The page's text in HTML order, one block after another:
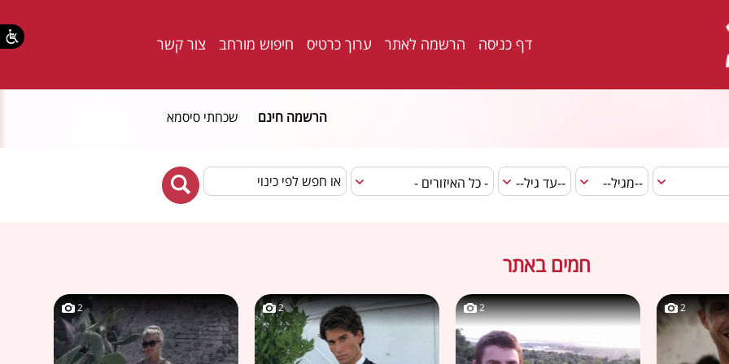
דף כניסה הרשמה לאתר ערוך כרטיס חיפוש מורחב צור קשר
הרשמה חינם שכחתי סיסמא
חמים באתר
2 2 2 2